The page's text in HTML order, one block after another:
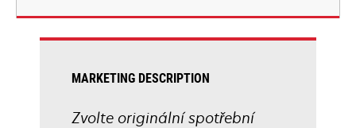
MARKETING DESCRIPTION
Zvolte originální spotřební